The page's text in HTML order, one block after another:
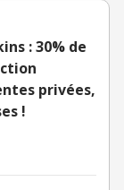
: 30% de
privées,
!